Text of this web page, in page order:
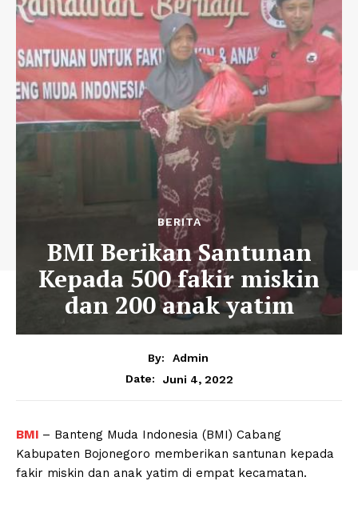
BERITA
BMI Berikan Santunan
Kepada 500 fakir miskin
dan 200 anak yatim
By:
Admin
Date:
Juni 4, 2022
BMI – Banteng Muda Indonesia (BMI) Cabang
Kabupaten Bojonegoro memberikan santunan kepada
fakir miskin dan anak yatim di empat kecamatan.